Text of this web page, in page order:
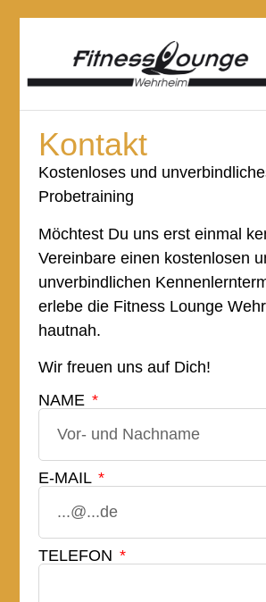
Kontakt
Kostenloses und
Probetraining
Möchtest Du uns erst einmal
Vereinbare einen kostenlosen
unverbindlichen
erlebe die Fitness Lounge
hautnah.
Wir freuen uns auf Dich!
NAME
E-MAIL
TELEFON